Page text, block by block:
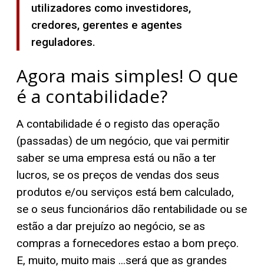
utilizadores como investidores,
credores, gerentes e agentes
reguladores.
Agora mais simples! O que
é a contabilidade?
A contabilidade é o registo das operação
(passadas) de um negócio, que vai permitir
saber se uma empresa está ou não a ter
lucros, se os preços de vendas dos seus
produtos e/ou serviços está bem calculado,
se o seus funcionários dão rentabilidade ou se
estão a dar prejuízo ao negócio, se as
compras a fornecedores estao a bom preço.
E, muito, muito mais ...será que as grandes